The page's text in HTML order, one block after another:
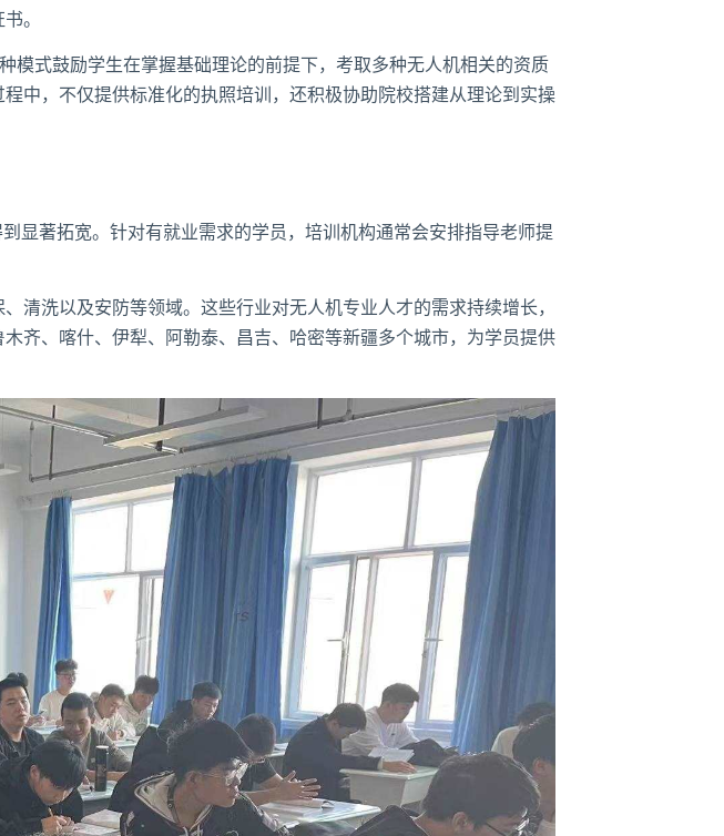
。
模式鼓励学生在掌握基础理论的前提下，考取多种无人机相关的资质
中，不仅提供标准化的执照培训，还积极协助院校搭建从理论到实操
显著拓宽。针对有就业需求的学员，培训机构通常会安排指导老师提
清洗以及安防等领域。这些行业对无人机专业人才的需求持续增长，
齐、喀什、伊犁、阿勒泰、昌吉、哈密等新疆多个城市，为学员提供